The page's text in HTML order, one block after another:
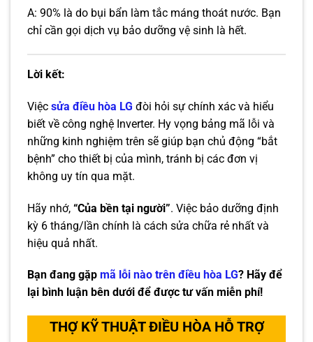
A: 90% là do bụi bẩn làm tắc máng thoát nước. Bạn
chỉ cần gọi dịch vụ bảo dưỡng vệ sinh là hết.
Lời kết:
Việc sửa điều hòa LG đòi hỏi sự chính xác và hiểu
biết về công nghệ Inverter. Hy vọng bảng mã lỗi và
những kinh nghiệm trên sẽ giúp bạn chủ động “bắt
bệnh” cho thiết bị của mình, tránh bị các đơn vị
không uy tín qua mặt.
Hãy nhớ, “Của bền tại người”. Việc bảo dưỡng định
kỳ 6 tháng/lần chính là cách sửa chữa rẻ nhất và
hiệu quả nhất.
Bạn đang gặp mã lỗi nào trên điều hòa LG? Hãy để
lại bình luận bên dưới để được tư vấn miễn phí!
THỢ KỸ THUẬT ĐIỀU HÒA HỖ TRỢ